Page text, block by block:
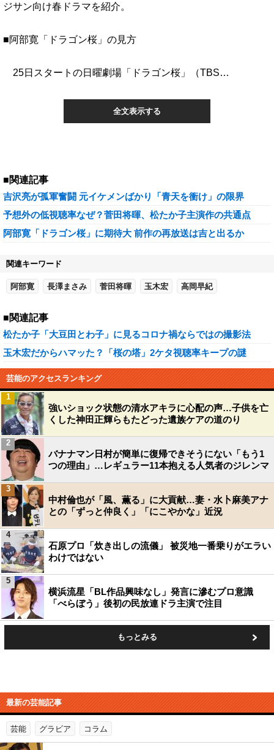
ジサン向け春ドラマを紹介。
■阿部寛「ドラゴン桜」の見方
25日スタートの日曜劇場「ドラゴン桜」（TBS…
全文表示する
■関連記事
吉沢亮が孤軍奮闘 元イケメンばかり「青天を衝け」の限界
予想外の低視聴率なぜ？菅田将暉、松たか子主演作の共通点
阿部寛「ドラゴン桜」に期待大 前作の再放送は吉と出るか
関連キーワード
阿部寛 長澤まさみ 菅田将暉 玉木宏 高岡早紀
■関連記事
松たか子「大豆田とわ子」に見るコロナ禍ならではの撮影法
玉木宏だからハマッた？「桜の塔」2ケタ視聴率キープの謎
芸能のアクセスランキング
強いショック状態の清水アキラに心配の声…子供を亡
くした神田正輝らもたどった遺族ケアの道のり
1
バナナマン日村が簡単に復帰できそうにない「もう1
つの理由」…レギュラー11本抱える人気者のジレンマ
2
中村倫也が「風、薫る」に大貢献…妻・水卜麻美アナ
との「ずっと仲良く」「にこやかな」近況
3
石原プロ「炊き出しの流儀」 被災地一番乗りがエラい
わけではない
4
横浜流星「BL作品興味なし」発言に滲むプロ意識
「べらぼう」後初の民放連ドラ主演で注目
5
もっとみる
最新の芸能記事
芸能 グラビア コラム